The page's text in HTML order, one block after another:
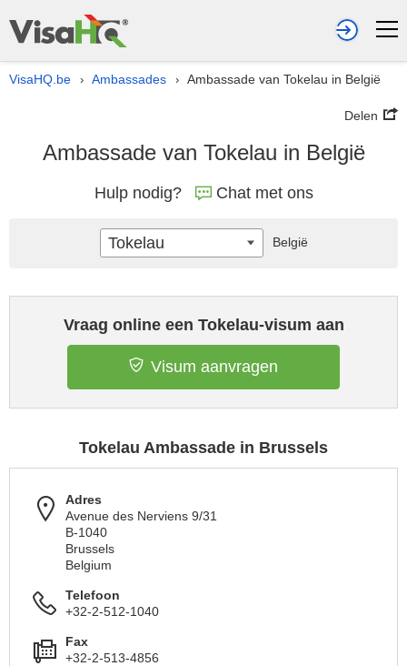
VisaHQ.be › Ambassades › Ambassade van Tokelau in België
Delen
Ambassade van Tokelau in België
Hulp nodig? Chat met ons
Vraag online een Tokelau-visum aan
Visum aanvragen
Tokelau Ambassade in Brussels
Adres
Avenue des Nerviens 9/31
B-1040
Brussels
Belgium
Telefoon
+32-2-512-1040
Fax
+32-2-513-4856
Tokelau België